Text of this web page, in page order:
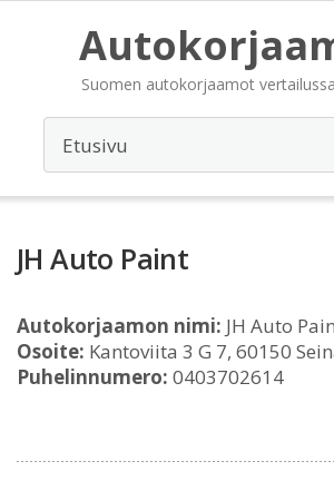
Suomen autokorjaamot vertailussa
JH Auto Paint
Autokorjaamon nimi: JH Auto
Osoite: Kantoviita 3 G 7, 60150
Puhelinnumero: 0403702614